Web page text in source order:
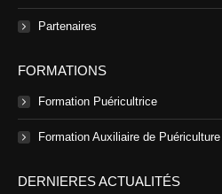
Partenaires
FORMATIONS
Formation Puéricultrice
Formation Auxiliaire de Puériculture
DERNIERES ACTUALITÉS